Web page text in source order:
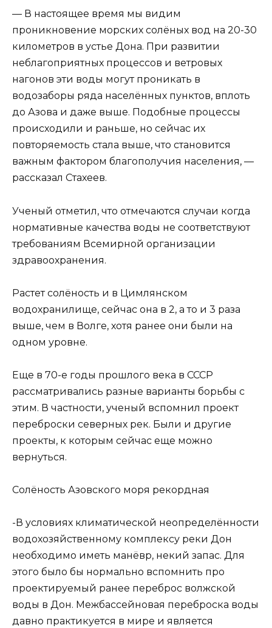
— В настоящее время мы видим
проникновение морских солёных вод на 20-30
километров в устье Дона. При развитии
неблагоприятных процессов и ветровых
нагонов эти воды могут проникать в
водозаборы ряда населённых пунктов, вплоть
до Азова и даже выше. Подобные процессы
происходили и раньше, но сейчас их
повторяемость стала выше, что становится
важным фактором благополучия населения, —
рассказал Стахеев.
Ученый отметил, что отмечаются случаи когда
нормативные качества воды не соответствуют
требованиям Всемирной организации
здравоохранения.
Растет солёность и в Цимлянском
водохранилище, сейчас она в 2, а то и 3 раза
выше, чем в Волге, хотя ранее они были на
одном уровне.
Еще в 70-е годы прошлого века в СССР
рассматривались разные варианты борьбы с
этим. В частности, ученый вспомнил проект
переброски северных рек. Были и другие
проекты, к которым сейчас еще можно
вернуться.
Солёность Азовского моря рекордная
-В условиях климатической неопределённости
водохозяйственному комплексу реки Дон
необходимо иметь манёвр, некий запас. Для
этого было бы нормально вспомнить про
проектируемый ранее переброс волжской
воды в Дон. Межбассейновая переброска воды
давно практикуется в мире и является